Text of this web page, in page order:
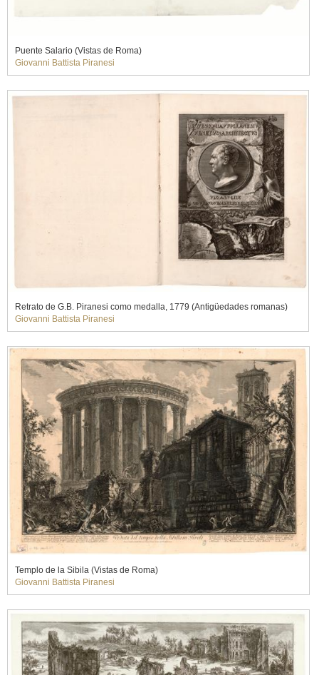
Puente Salario (Vistas de Roma)
Giovanni Battista Piranesi
Retrato de G.B. Piranesi como medalla, 1779 (Antigüedades romanas)
Giovanni Battista Piranesi
Templo de la Sibila (Vistas de Roma)
Giovanni Battista Piranesi